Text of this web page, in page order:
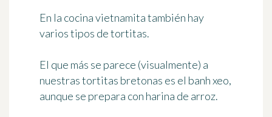
En la cocina vietnamita también hay
varios tipos de tortitas.
El que más se parece (visualmente) a
nuestras tortitas bretonas es el banh xeo,
aunque se prepara con harina de arroz.